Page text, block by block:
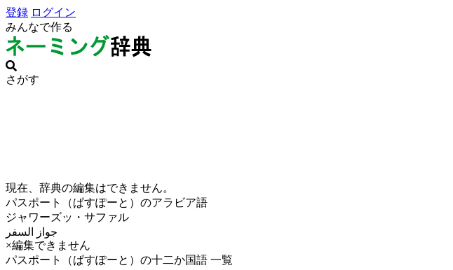
登録 ログイン
みんなで作る
さがす
現在、辞典の編集はできません。
パスポート（ぱすぽーと）のアラビア語
ジャワーズッ・サファル
جواز السفر
×編集できません
パスポート（ぱすぽーと）の十二か国語 一覧